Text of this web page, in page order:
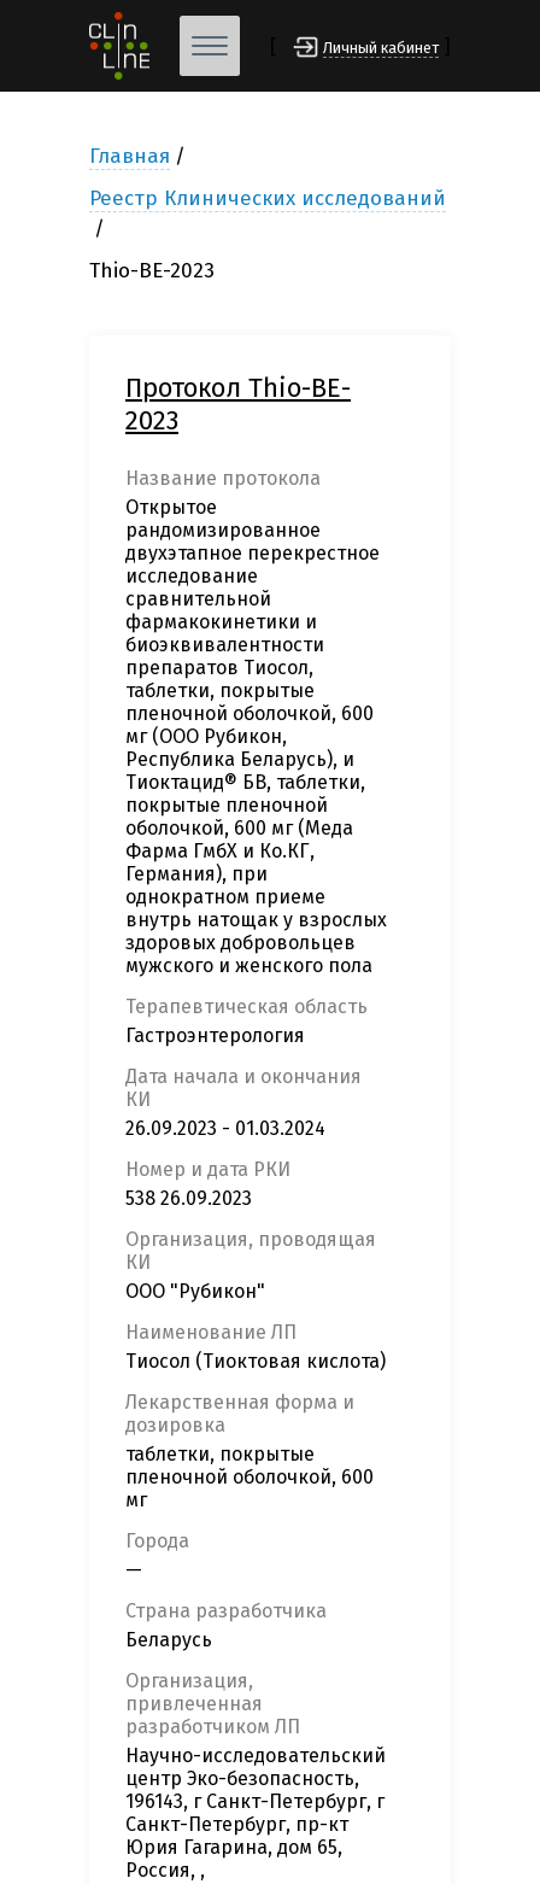
Личный кабинет
Главная
Реестр Клинических исследований
Thio-BE-2023
Протокол Thio-BE-
2023
Название протокола
Открытое
рандомизированное
двухэтапное перекрестное
исследование
сравнительной
фармакокинетики и
биоэквивалентности
препаратов Тиосол,
таблетки, покрытые
пленочной оболочкой, 600
мг (ООО Рубикон,
Республика Беларусь), и
Тиоктацид® БВ, таблетки,
покрытые пленочной
оболочкой, 600 мг (Меда
Фарма ГмбХ и Ко.КГ,
Германия), при
однократном приеме
внутрь натощак у взрослых
здоровых добровольцев
мужского и женского пола
Терапевтическая область
Гастроэнтерология
Дата начала и окончания
КИ
26.09.2023 - 01.03.2024
Номер и дата РКИ
538 26.09.2023
Организация, проводящая
КИ
ООО "Рубикон"
Наименование ЛП
Тиосол (Тиоктовая кислота)
Лекарственная форма и
дозировка
таблетки, покрытые
пленочной оболочкой, 600
мг
Города
—
Страна разработчика
Беларусь
Организация,
привлеченная
разработчиком ЛП
Научно-исследовательский
центр Эко-безопасность,
196143, г Санкт-Петербург, г
Санкт-Петербург, пр-кт
Юрия Гагарина, дом 65,
Россия, ,